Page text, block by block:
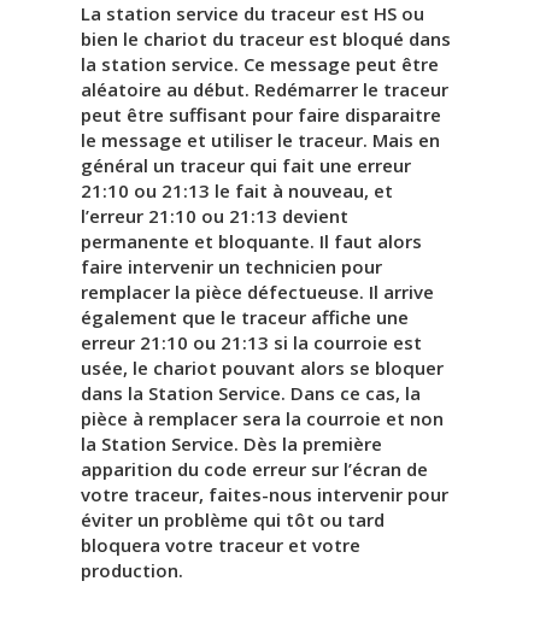
La station service du traceur est HS ou
bien le chariot du traceur est bloqué dans
la station service. Ce message peut être
aléatoire au début. Redémarrer le traceur
peut être suffisant pour faire disparaitre
le message et utiliser le traceur. Mais en
général un traceur qui fait une erreur
21:10 ou 21:13 le fait à nouveau, et
l’erreur 21:10 ou 21:13 devient
permanente et bloquante. Il faut alors
faire intervenir un technicien pour
remplacer la pièce défectueuse. Il arrive
également que le traceur affiche une
erreur 21:10 ou 21:13 si la courroie est
usée, le chariot pouvant alors se bloquer
dans la Station Service. Dans ce cas, la
pièce à remplacer sera la courroie et non
la Station Service. Dès la première
apparition du code erreur sur l’écran de
votre traceur, faites-nous intervenir pour
éviter un problème qui tôt ou tard
bloquera votre traceur et votre
production.